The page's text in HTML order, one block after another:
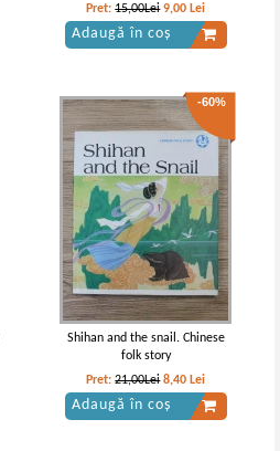
Pret:15,00Lei 9,00 Lei
Adaugă în coș
-60%
Shihan and the snail. Chinese
folk story
Pret:21,00Lei 8,40 Lei
Adaugă în coș